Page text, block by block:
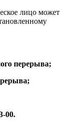
лицо может
перерыва;
00.